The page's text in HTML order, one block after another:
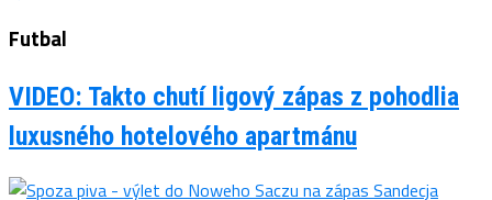
Futbal
VIDEO: Takto chutí ligový zápas z pohodlia
luxusného hotelového apartmánu